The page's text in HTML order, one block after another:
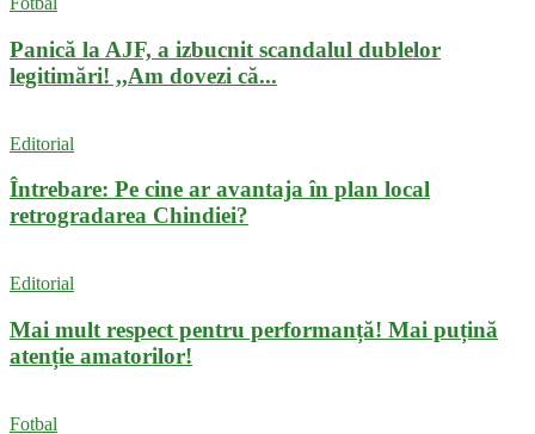
Panică la AJF, a izbucnit scandalul dublelor
legitimări! ,,Am dovezi că...
Editorial
Întrebare: Pe cine ar avantaja în plan local
retrogradarea Chindiei?
Editorial
Mai mult respect pentru performanță! Mai puțină
atenție amatorilor!
Fotbal